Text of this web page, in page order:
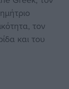
τον
και του